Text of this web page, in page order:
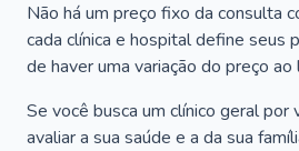
Não há um preço fixo da consulta
cada clínica e hospital define seus
de haver uma variação do preço
Se você busca um clínico geral por
avaliar a sua saúde e a da sua